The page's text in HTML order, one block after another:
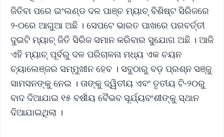
ଜିତିବା ପରେ ଇଂଲଣ୍ଡ ଦଳ ପାଞ୍ଚ ମ୍ୟାଚ୍ ବିଶିଷ୍ଟ ସିରିଜରେ
୨-୦ରେ ଆଗୁଆ ଅଛି । ସେପଟେ ଭାରତ ପାଖରେ ପରବର୍ତ୍ତୀ
ଦୁଇଟି ମ୍ୟାଚ୍ ଜିତି ସିରିଜ ସମାନ କରିବାର ସୁଯୋଗ ଅଛି । ଆଜି
ଏହି ମ୍ୟାଚ୍ ପୂର୍ବରୁ ଦଳ ପରିଚାଳନା ମଧ୍ୟ ଏକ ଚୟନ
ଚ୍ୟାଲେଞ୍ଜର ସମ୍ମୁଖୀନ ହେବ । ସବୁଠାରୁ ବଡ଼ ପ୍ରଶ୍ନ ସଞ୍ଜୁ
ସାମସନଙ୍କୁ ନେଇ । ତାଙ୍କୁ ଦ୍ୱିତୀୟ ଏବଂ ତୃତୀୟ ଟି-୨୦ରୁ
ବାଦ ଦିଆଯାଇ ୧୫ ବର୍ଷୀୟ ବୈଭବ ସୂର୍ଯ୍ୟବଂଶୀଙ୍କୁ ସ୍ଥାନ
ଦିଆଯାଇଥିଲା ।